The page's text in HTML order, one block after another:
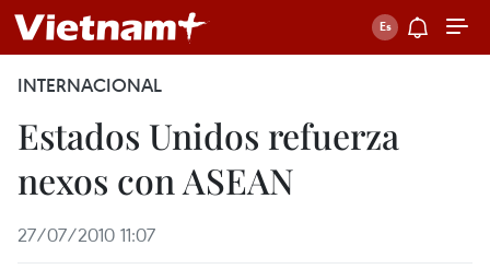
INTERNACIONAL
Estados Unidos refuerza
nexos con ASEAN
27/07/2010 11:07